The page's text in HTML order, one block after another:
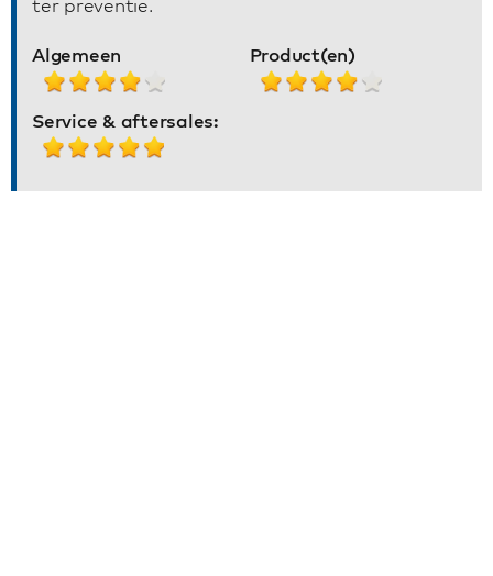
ter preventie.
Algemeen Product(en)
Service & aftersales: